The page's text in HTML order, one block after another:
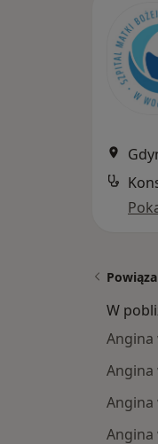
W
Angina
Angina
Angina
Angina